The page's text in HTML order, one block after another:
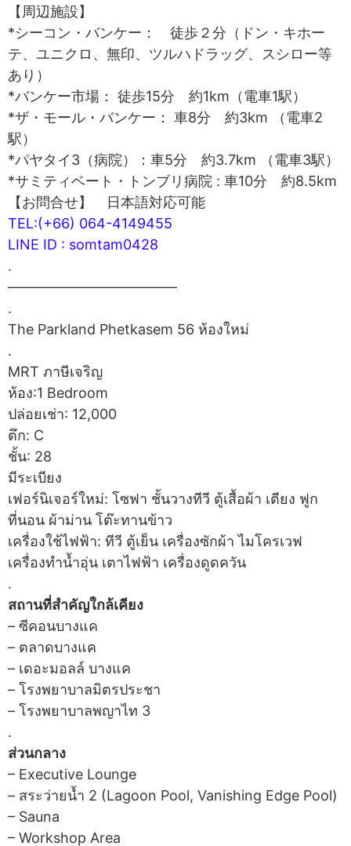
【周辺施設】
*シーコン・バンケー： 徒歩２分（ドン・キホー
テ、ユニクロ、無印、ツルハドラッグ、スシロー等
あり）
*バンケー市場： 徒歩15分 約1km（電車1駅）
*ザ・モール・バンケー： 車8分 約3km （電車2
駅）
*パヤタイ3（病院）：車5分 約3.7km （電車3駅）
*サミティベート・トンブリ病院 : 車10分 約8.5km
【お問合せ】 日本語対応可能
TEL:(+66) 064-4149455
LINE ID : somtam0428
.
————————————
.
The Parkland Phetkasem 56 ห้องใหม่
.
MRT ภาษีเจริญ
ห้อง:1 Bedroom
ปล่อยเช่า: 12,000
ตึก: C
ชั้น: 28
มีระเบียง
เฟอร์นิเจอร์ใหม่: โซฟา ชั้นวางทีวี ตู้เสื้อผ้า เตียง ฟูก
ที่นอน ผ้าม่าน โต๊ะทานข้าว
เครื่องใช้ไฟฟ้า: ทีวี ตู้เย็น เครื่องซักผ้า ไมโครเวฟ
เครื่องทำน้ำอุ่น เตาไฟฟ้า เครื่องดูดควัน
.
สถานที่สำคัญใกล้เคียง
– ซีคอนบางแค
– ตลาดบางแค
– เดอะมอลล์ บางแค
– โรงพยาบาลมิตรประชา
– โรงพยาบาลพญาไท 3
.
ส่วนกลาง
– Executive Lounge
– สระว่ายน้ำ 2 (Lagoon Pool, Vanishing Edge Pool)
– Sauna
– Workshop Area